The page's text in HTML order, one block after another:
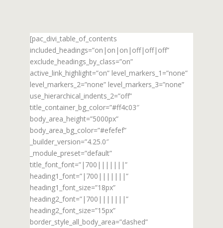
[pac_divi_table_of_contents
included_headings=”on|on|on|off|off|off”
exclude_headings_by_class=”on”
active_link_highlight=”on” level_markers_1=”none”
level_markers_2=”none” level_markers_3=”none”
use_hierarchical_indents_2=”off”
title_container_bg_color=”#ff4c03″
body_area_height=”5000px”
body_area_bg_color=”#efefef”
_builder_version=”4.25.0″
_module_preset=”default”
title_font_font=”|700|||||||”
heading1_font=”|700|||||||”
heading1_font_size=”18px”
heading2_font=”|700|||||||”
heading2_font_size=”15px”
border_style_all_body_area=”dashed”